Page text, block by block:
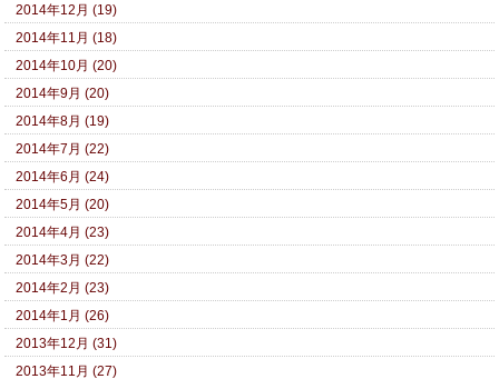
2014年12月 (19)
2014年11月 (18)
2014年10月 (20)
2014年9月 (20)
2014年8月 (19)
2014年7月 (22)
2014年6月 (24)
2014年5月 (20)
2014年4月 (23)
2014年3月 (22)
2014年2月 (23)
2014年1月 (26)
2013年12月 (31)
2013年11月 (27)